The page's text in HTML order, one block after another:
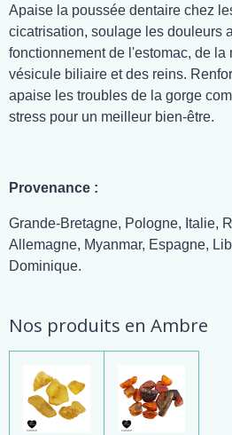
Apaise la poussée dentaire chez
cicatrisation, soulage les douleurs
fonctionnement de l'estomac, de la
vésicule biliaire et des reins.
apaise les troubles de la gorge
stress pour un meilleur bien-être.
Provenance :
Grande-Bretagne, Pologne, Italie,
Allemagne, Myanmar, Espagne,
Dominique.
Nos produits en Ambre